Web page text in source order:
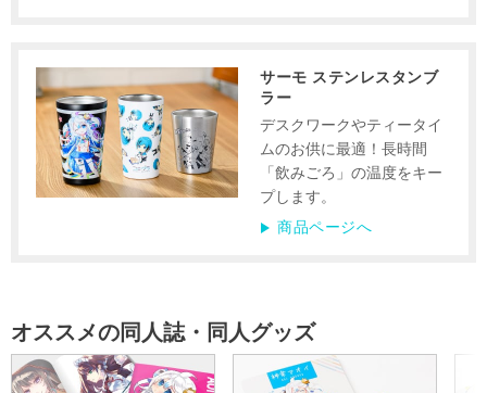
サーモ ステンレスタンブ
ラー
デスクワークやティータイ
ムのお供に最適！長時間
「飲みごろ」の温度をキー
プします。
商品ページへ
オススメの同人誌・同人グッズ